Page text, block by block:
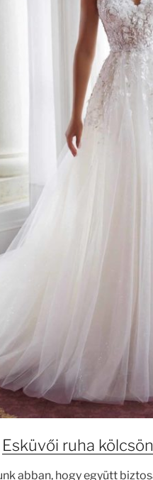
Esküvői ruha
abban, hogy együtt